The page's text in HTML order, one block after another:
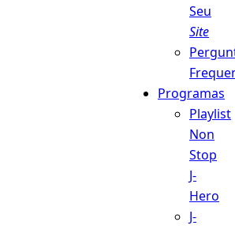
Seu
Site
Programas
Playlist
Non
Stop
J-
Hero
J-